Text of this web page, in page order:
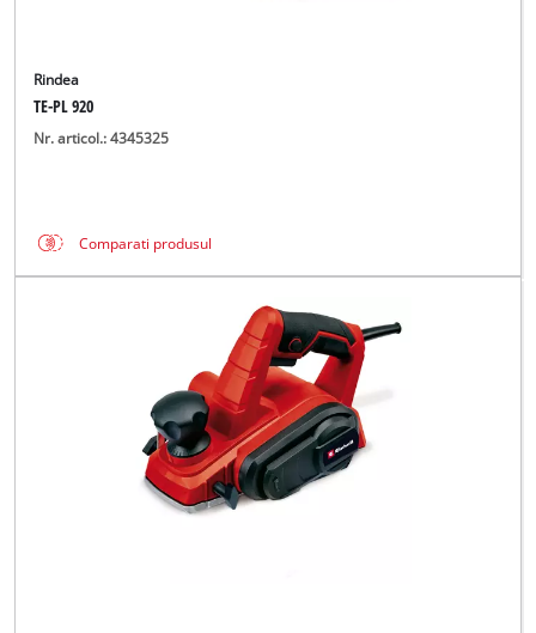
Rindea
TE-PL 920
Nr. articol.: 4345325
Comparati produsul